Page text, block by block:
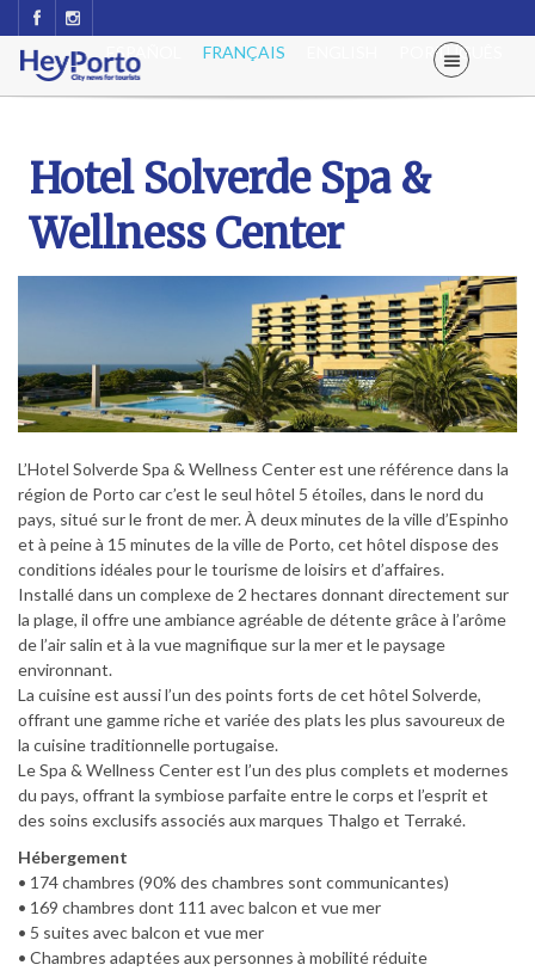
PORTUGUÊS
FRANÇAIS
ESPAÑOL
Hotel Solverde Spa &
Wellness Center
L’Hotel Solverde Spa & Wellness Center est une référence dans la
région de Porto car c’est le seul hôtel 5 étoiles, dans le nord du
pays, situé sur le front de mer. À deux minutes de la ville d’Espinho
et à peine à 15 minutes de la ville de Porto, cet hôtel dispose des
conditions idéales pour le tourisme de loisirs et d’affaires.
Installé dans un complexe de 2 hectares donnant directement sur
la plage, il offre une ambiance agréable de détente grâce à l’arôme
de l’air salin et à la vue magnifique sur la mer et le paysage
environnant.
La cuisine est aussi l’un des points forts de cet hôtel Solverde,
offrant une gamme riche et variée des plats les plus savoureux de
la cuisine traditionnelle portugaise.
Le Spa & Wellness Center est l’un des plus complets et modernes
du pays, offrant la symbiose parfaite entre le corps et l’esprit et
des soins exclusifs associés aux marques Thalgo et Terraké.
Hébergement
• 174 chambres (90% des chambres sont communicantes)
• 169 chambres dont 111 avec balcon et vue mer
• 5 suites avec balcon et vue mer
• Chambres adaptées aux personnes à mobilité réduite